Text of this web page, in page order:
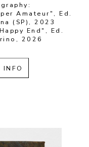
Amateur", Ed.
(SP), 2023
End", Ed.
2026
INFO